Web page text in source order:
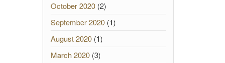
October 2020(2)
September 2020(1)
August 2020(1)
March 2020(3)